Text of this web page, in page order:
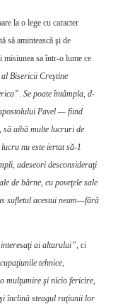
la o lege cu caracter
să amintească şi de
misiunea sa într-o lume ce
al Bisericii Creş­tine
Se poate întâmpla, d-
Pavel — fiind
să aibă multe lucruri de
nu este iertat să-1
adeseori desconsideraţi
de bârne, cu poveţele sale
sufletul acestui neam—fără
ai altarului”, ci
tehnice,
mulţumire şi nicio fericire,
înclină steagul raţiunii lor